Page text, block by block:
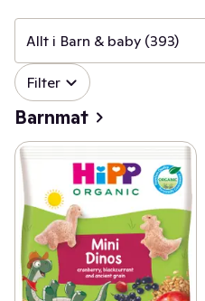
Allt i Barn & baby (393)
✓ Allt i Barn & baby
✓ Barnmat (179)
Mjölkersättning
✓ Välling & gröt (64)
✓ Blöjor (70)
✓ Barntillbehör (57)
Filter
Barnmat